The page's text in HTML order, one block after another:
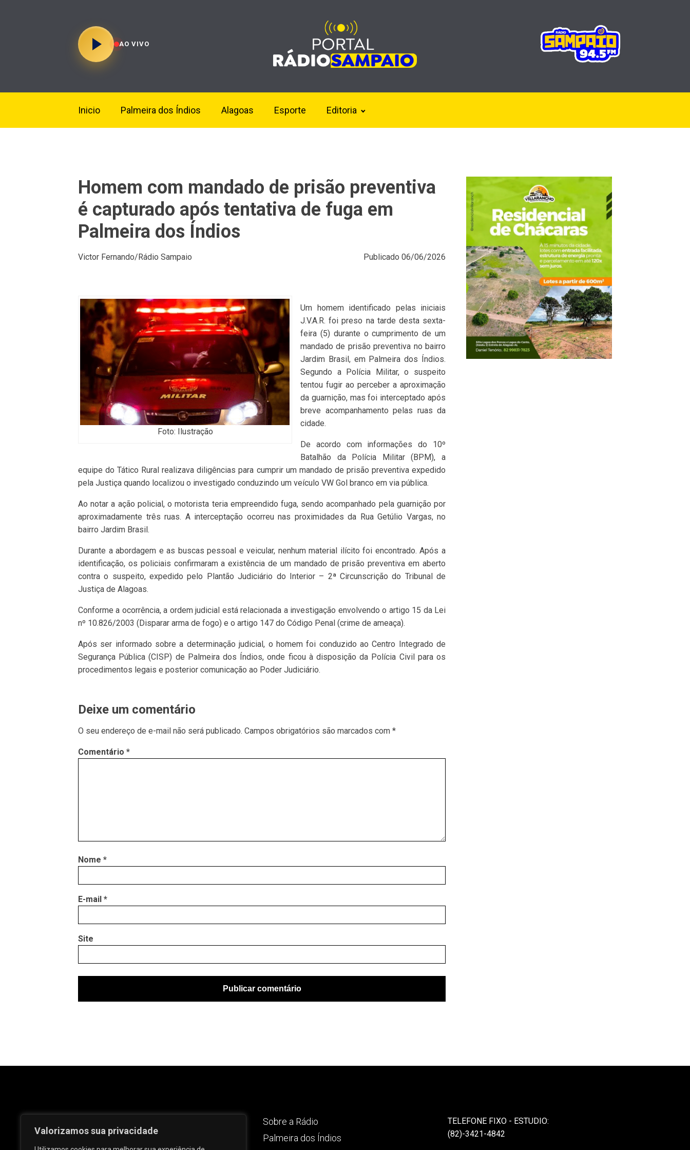
Valorizamos sua privacidade
AO VIVO
Inicio Palmeira dos Índios Alagoas Esporte Editoria
Homem com mandado de prisão preventiva
é capturado após tentativa de fuga em
Palmeira dos Índios
Victor Fernando/Rádio Sampaio Publicado 06/06/2026
Foto: Ilustração
Um homem identificado pelas iniciais
J.V.A.R. foi preso na tarde desta sexta-
feira (5) durante o cumprimento de um
mandado de prisão preventiva no bairro
Jardim Brasil, em Palmeira dos Índios.
Segundo a Polícia Militar, o suspeito
tentou fugir ao perceber a aproximação
da guarnição, mas foi interceptado após
breve acompanhamento pelas ruas da
cidade.
De acordo com informações do 10º
Batalhão da Polícia Militar (BPM), a
equipe do Tático Rural realizava diligências para cumprir um mandado de prisão preventiva expedido
pela Justiça quando localizou o investigado conduzindo um veículo VW Gol branco em via pública.
Ao notar a ação policial, o motorista teria empreendido fuga, sendo acompanhado pela guarnição por
aproximadamente três ruas. A interceptação ocorreu nas proximidades da Rua Getúlio Vargas, no
bairro Jardim Brasil.
Durante a abordagem e as buscas pessoal e veicular, nenhum material ilícito foi encontrado. Após a
identificação, os policiais confirmaram a existência de um mandado de prisão preventiva em aberto
contra o suspeito, expedido pelo Plantão Judiciário do Interior – 2ª Circunscrição do Tribunal de
Justiça de Alagoas.
Conforme a ocorrência, a ordem judicial está relacionada a investigação envolvendo o artigo 15 da Lei
nº 10.826/2003 (Disparar arma de fogo) e o artigo 147 do Código Penal (crime de ameaça).
Após ser informado sobre a determinação judicial, o homem foi conduzido ao Centro Integrado de
Segurança Pública (CISP) de Palmeira dos Índios, onde ficou à disposição da Polícia Civil para os
procedimentos legais e posterior comunicação ao Poder Judiciário.
Deixe um comentário
O seu endereço de e-mail não será publicado. Campos obrigatórios são marcados com *
Comentário *
Nome *
E-mail *
Site
Sobre a Rádio
Palmeira dos Índios
TELEFONE FIXO - ESTUDIO:
(82)-3421-4842